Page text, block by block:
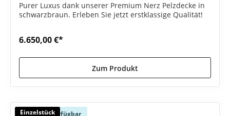
Purer Luxus dank unserer Premium Nerz Pelzdecke in
schwarzbraun. Erleben Sie jetzt erstklassige Qualität!
6.650,00 €*
Zum Produkt
Einzelstück
Sofort verfügbar